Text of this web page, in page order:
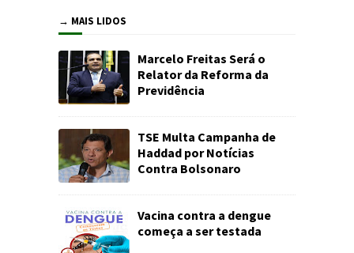
→ MAIS LIDOS
Marcelo Freitas Será o
Relator da Reforma da
Previdência
TSE Multa Campanha de
Haddad por Notícias
Contra Bolsonaro
Vacina contra a dengue
começa a ser testada